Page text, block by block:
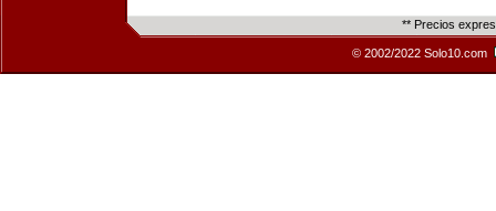
** Precios
© 2002/2022 Solo10.com